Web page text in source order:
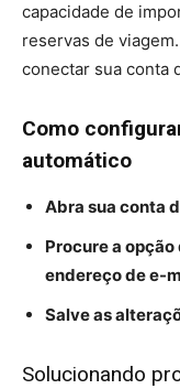
capacidade de
reservas de
conectar sua conta
Como
automático
Abra sua conta
Procure a opção
endereço de e-
Salve as
Solucionando